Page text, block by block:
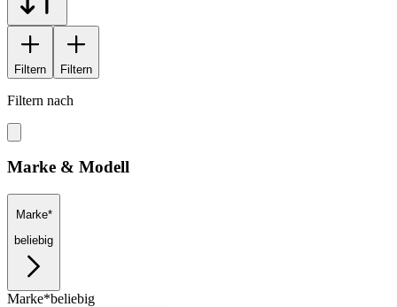
Filtern Filtern
Filtern nach
Marke & Modell
Marke*
beliebig
Marke*beliebig